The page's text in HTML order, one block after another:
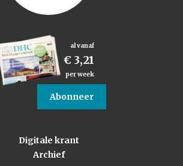
al vanaf
€ 3,21
per week
Abonneer
Digitale krant
Archief